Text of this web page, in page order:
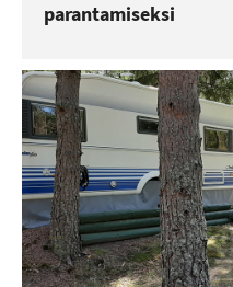
parantamiseksi